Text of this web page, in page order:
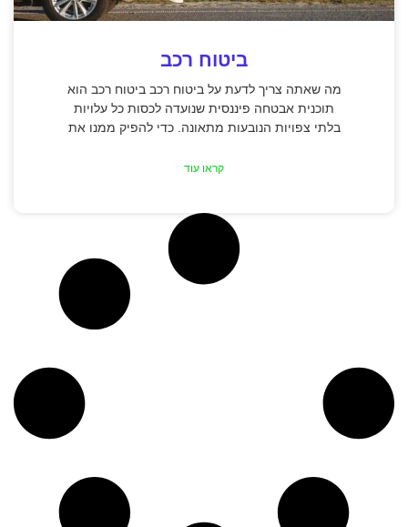
ביטוח רכב
מה שאתה צריך לדעת על ביטוח רכב ביטוח רכב הוא
תוכנית אבטחה פיננסית שנועדה לכסות כל עלויות
בלתי צפויות הנובעות מתאונה. כדי להפיק ממנו את
קראו עוד